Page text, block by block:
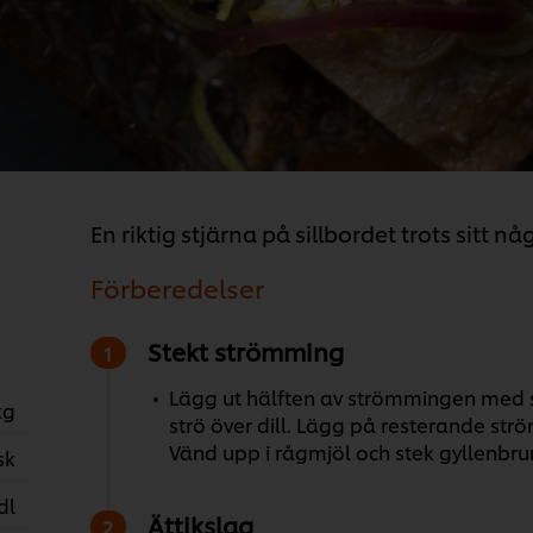
En riktig stjärna på sillbordet trots sitt
Förberedelser
Stekt strömming
Lägg ut hälften av strömmingen
strö över dill. Lägg på resterande
Vänd upp i rågmjöl och stek
Ättikslag